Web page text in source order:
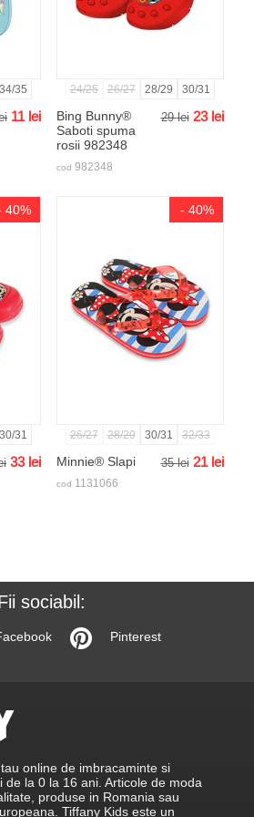
34/35
11 lei
24/25 26/27 28/29 30/31
Bing Bunny®
Saboti spuma
rosii 982348
29 lei 23 lei
cod 982348
40%
30/31
33 lei
- 40%
26/27 28/29 30/31 32/33
Minnie® Slapi 35 lei 21 lei
cod 1131066
sociabil:
Pinterest
online de imbracaminte si
de la 0 la 16 ani. Articole de moda
produse in Romania sau
Tiffany Kids este un